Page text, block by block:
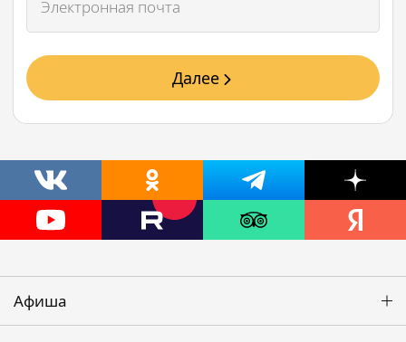
Далее
Афиша